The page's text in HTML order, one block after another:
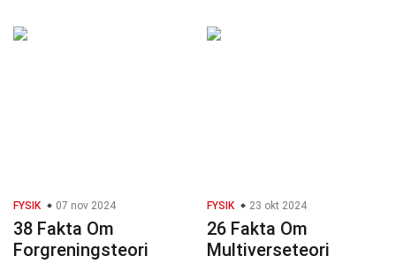
FYSIK 07 nov 2024
38 Fakta Om
Forgreningsteori
FYSIK 23 okt 2024
26 Fakta Om
Multiverseteori